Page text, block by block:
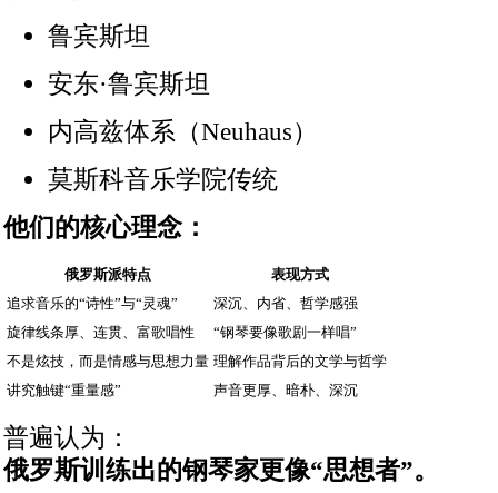
鲁宾斯坦
安东·鲁宾斯坦
内高兹体系（Neuhaus）
莫斯科音乐学院传统
他们的核心理念：
俄罗斯派特点
表现方式
追求音乐的“诗性”与“灵魂”
深沉、内省、哲学感强
旋律线条厚、连贯、富歌唱性
“钢琴要像歌剧一样唱”
不是炫技，而是情感与思想力量 理解作品背后的文学与哲学
讲究触键“重量感”
声音更厚、暗朴、深沉
普遍认为：
俄罗斯训练出的钢琴家更像“思想者”。